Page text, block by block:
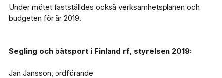
Under mötet fastställdes också verksamhetsplanen och
budgeten för år 2019.
Segling och båtsport i Finland rf, styrelsen 2019:
Jan Jansson, ordförande